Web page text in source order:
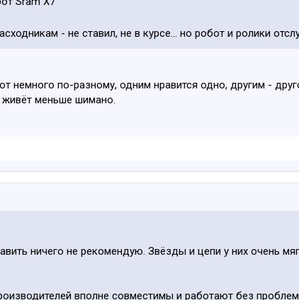
- не ставил, не в курсе... но робот и ролики
немного по-разному, одним нравится одно, другим -
живёт меньше шимано.
ничего не рекомендую. Звёзды и цепи у них очень
вполне совместимы и работают без